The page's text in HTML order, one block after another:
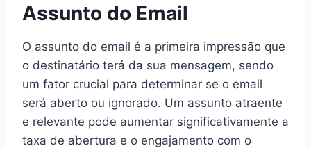
Assunto do Email
O assunto do email é a primeira impressão que
o destinatário terá da sua mensagem, sendo
um fator crucial para determinar se o email
será aberto ou ignorado. Um assunto atraente
e relevante pode aumentar significativamente a
taxa de abertura e o engajamento com o